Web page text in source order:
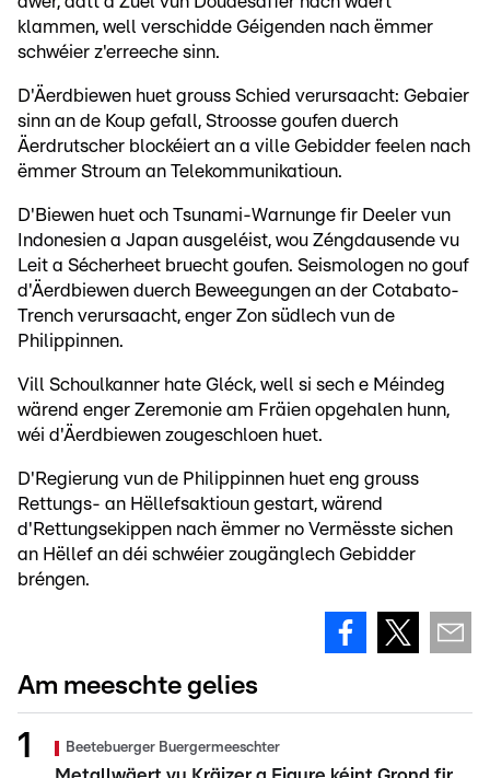
klammen, well verschidde Géigenden nach ëmmer
schwéier z'erreeche sinn.
D'Äerdbiewen huet grouss Schied verursaacht: Gebaier
sinn an de Koup gefall, Stroosse goufen duerch
Äerdrutscher blockéiert an a ville Gebidder feelen nach
ëmmer Stroum an Telekommunikatioun.
D'Biewen huet och Tsunami-Warnunge fir Deeler vun
Indonesien a Japan ausgeléist, wou Zéngdausende vu
Leit a Sécherheet bruecht goufen. Seismologen no gouf
d'Äerdbiewen duerch Beweegungen an der Cotabato-
Trench verursaacht, enger Zon südlech vun de
Philippinnen.
Vill Schoulkanner hate Gléck, well si sech e Méindeg
wärend enger Zeremonie am Fräien opgehalen hunn,
wéi d'Äerdbiewen zougeschloen huet.
D'Regierung vun de Philippinnen huet eng grouss
Rettungs- an Hëllefsaktioun gestart, wärend
d'Rettungsekippen nach ëmmer no Vermësste sichen
an Hëllef an déi schwéier zougänglech Gebidder
bréngen.
Am meeschte gelies
Beetebuerger Buergermeeschter